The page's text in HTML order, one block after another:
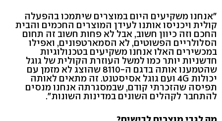
"אנחנו משקיעים היום במוצרים שיתמכו בהפעלה
קולית ויכניסו אותנו לעידן המוצרים החכמים והבית
החכם וזה כיוון חשוב, אבל לא פחות חשוב זה תחום
הסלולריים הפשוטים, לא הסמארטפונים, ואפילו
במכשירים האלו אנחנו משקיעים בטכנולוגיות
חדשניות יותר כמו למשל העוזרת הקולית של גוגל
שהטמענו אותה בדגם ה-8110 שהוצג לא מזמן עם
יכולות 4G ועם גוגל אסיסטנט. זה מתאים לאותה
תפיסה שהזכרתי קודם, שבמסגרתה אנחנו מנסים
להתחבר לקהלים השונים במדינות השונות".